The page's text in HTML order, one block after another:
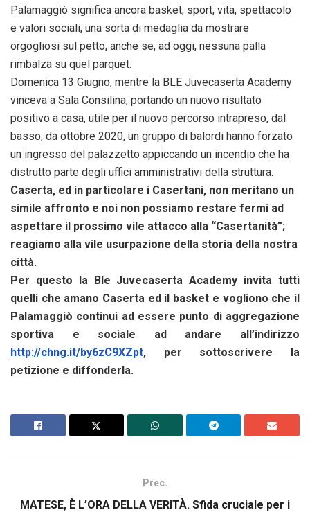
Palamaggiò significa ancora basket, sport, vita, spettacolo
e valori sociali, una sorta di medaglia da mostrare
orgogliosi sul petto, anche se, ad oggi, nessuna palla
rimbalza su quel parquet.
Domenica 13 Giugno, mentre la BLE Juvecaserta Academy
vinceva a Sala Consilina, portando un nuovo risultato
positivo a casa, utile per il nuovo percorso intrapreso, dal
basso, da ottobre 2020, un gruppo di balordi hanno forzato
un ingresso del palazzetto appiccando un incendio che ha
distrutto parte degli uffici amministrativi della struttura.
Caserta, ed in particolare i Casertani, non meritano un
simile affronto e noi non possiamo restare fermi ad
aspettare il prossimo vile attacco alla “Casertanità”;
reagiamo alla vile usurpazione della storia della nostra
città.
Per questo la Ble Juvecaserta Academy invita tutti
quelli che amano Caserta ed il basket e vogliono che il
Palamaggiò continui ad essere punto di aggregazione
sportiva e sociale ad andare all’indirizzo
http://chng.it/by6zC9XZpt, per sottoscrivere la
petizione e diffonderla.
Prec.
MATESE, È L’ORA DELLA VERITÀ. Sfida cruciale per i